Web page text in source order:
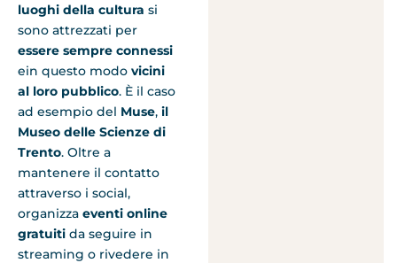
luoghi della cultura si
sono attrezzati per
essere sempre connessi
ein questo modo vicini
al loro pubblico. È il caso
ad esempio del Muse, il
Museo delle Scienze di
Trento. Oltre a
mantenere il contatto
attraverso i social,
organizza eventi online
gratuiti da seguire in
streaming o rivedere in